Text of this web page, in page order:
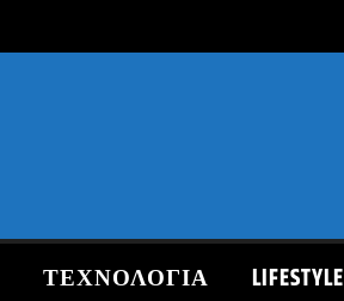
ΤΕΧΝΟΛΟΓΙΑ LIFESTYLE